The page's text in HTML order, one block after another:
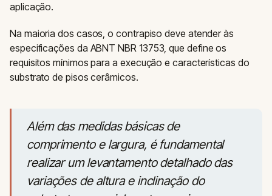
aplicação.
Na maioria dos casos, o contrapiso deve atender às
especificações da ABNT NBR 13753, que define os
requisitos mínimos para a execução e características do
substrato de pisos cerâmicos.
Além das medidas básicas de
comprimento e largura, é fundamental
realizar um levantamento detalhado das
variações de altura e inclinação do